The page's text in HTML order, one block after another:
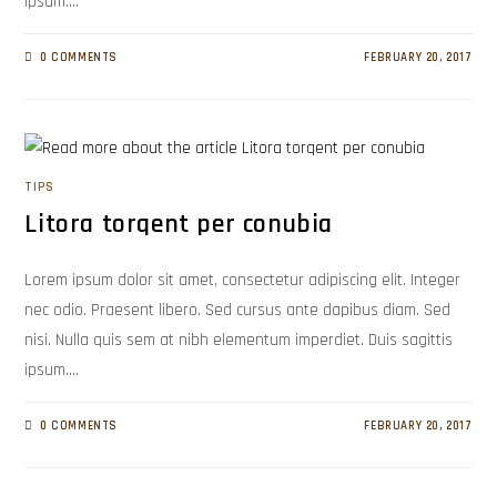
0 COMMENTS FEBRUARY 20, 2017
TIPS
Litora torqent per conubia
Lorem ipsum dolor sit amet, consectetur adipiscing elit. Integer
nec odio. Praesent libero. Sed cursus ante dapibus diam. Sed
nisi. Nulla quis sem at nibh elementum imperdiet. Duis sagittis
ipsum.…
0 COMMENTS FEBRUARY 20, 2017